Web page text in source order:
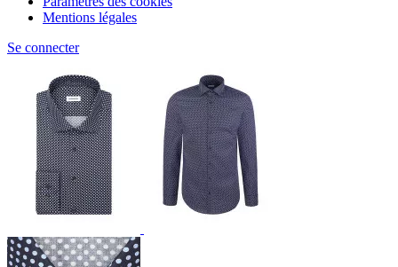
Mentions légales
Se connecter